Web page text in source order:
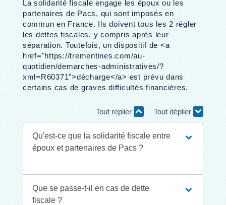
La solidarité fiscale engage les époux ou les
partenaires de Pacs, qui sont imposés en
commun en France. Ils doivent tous les 2 régler
les dettes fiscales, y compris après leur
séparation. Toutefois, un dispositif de <a
href="https://trementines.com/au-
quotidien/demarches-administratives/?
xml=R60371">décharge</a> est prévu dans
certains cas de graves difficultés financières.
Tout replier Tout déplier
Qu'est-ce que la solidarité fiscale entre
époux et partenaires de Pacs ?
Que se passe-t-il en cas de dette
fiscale ?